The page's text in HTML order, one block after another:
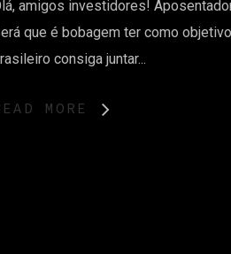
amigos investidores!
que é bobagem ter como
consiga juntar...
MORE